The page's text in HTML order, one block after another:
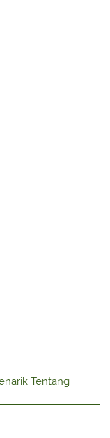
Tentang